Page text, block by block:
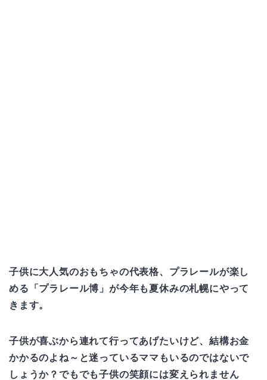
子供に大人気のおもちゃの代表格、プラレールが楽し
める「プラレール博」が今年も夏休みの札幌にやって
きます。
子供が喜ぶから連れて行ってあげたいけど、結構お金
かかるのよね～と迷っているママもいるのではないで
しょうか？でもでも子供の笑顔には変えられません